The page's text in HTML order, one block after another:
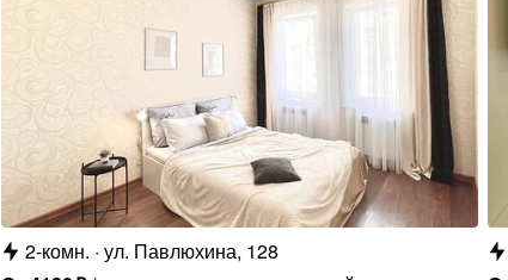
2-комн. ул. Павлюхина, 128